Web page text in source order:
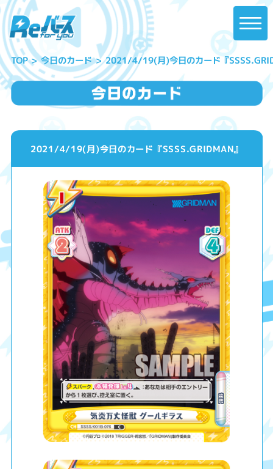
TOP 今日のカード 2021/4/19(月)今日のカード『
2021/4/19(月)今日のカード『SSSS.GRIDMAN』